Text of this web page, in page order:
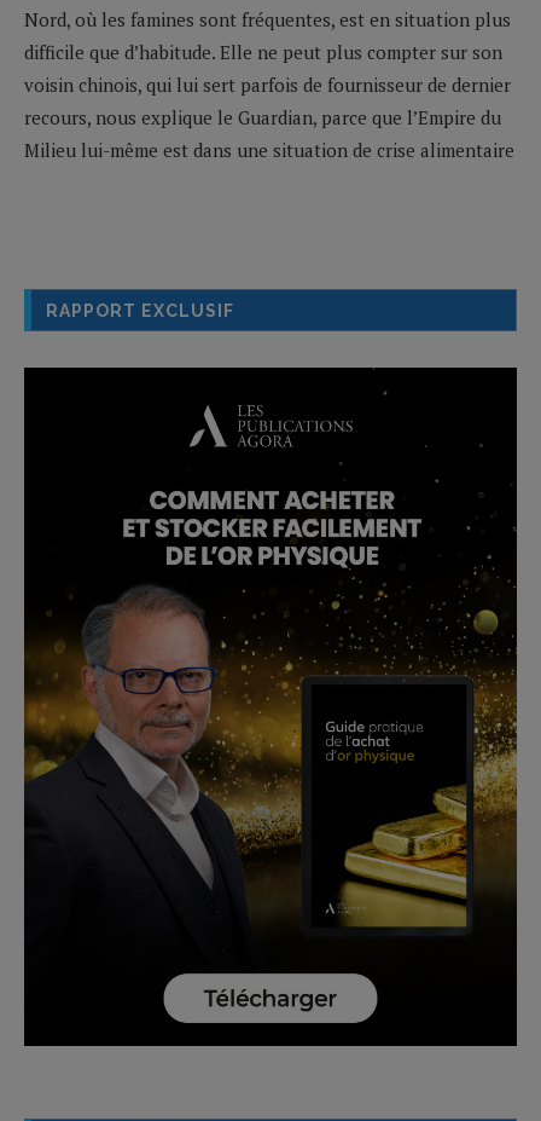
Nord, où les famines sont fréquentes, est en situation plus
difficile que d’habitude. Elle ne peut plus compter sur son
voisin chinois, qui lui sert parfois de fournisseur de dernier
recours, nous explique le Guardian, parce que l’Empire du
Milieu lui-même est dans une situation de crise alimentaire
RAPPORT EXCLUSIF